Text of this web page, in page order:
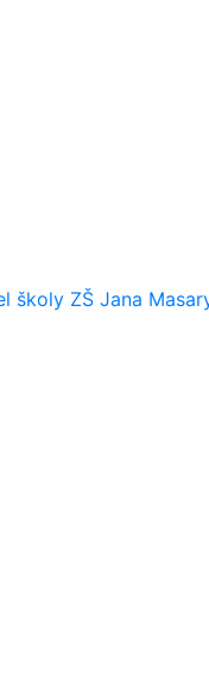
školy ZŠ Jana